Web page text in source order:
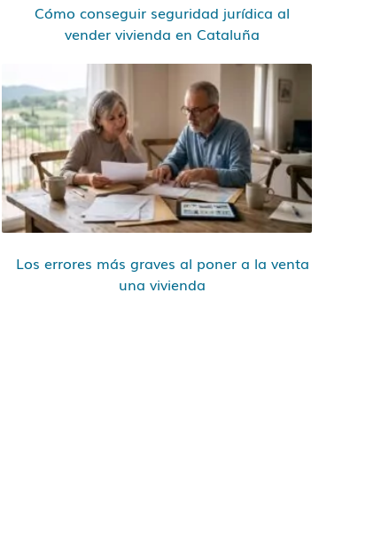
Cómo conseguir seguridad jurídica al
vender vivienda en Cataluña
Los errores más graves al poner a la venta
una vivienda